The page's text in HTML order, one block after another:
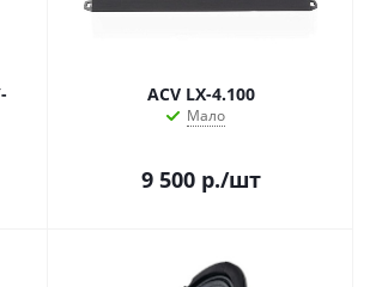
ACV LX-4.100
Мало
9 500р./шт